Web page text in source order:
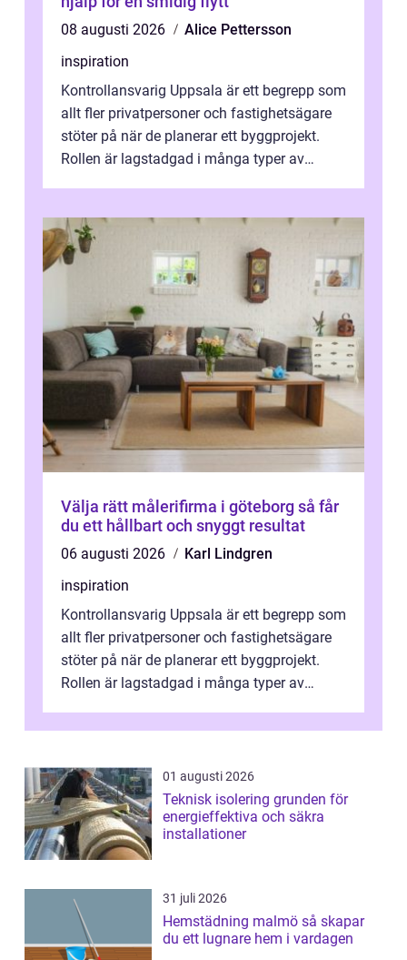
08 augusti 2026
Alice Pettersson
inspiration
Kontrollansvarig Uppsala är ett begrepp som
allt fler privatpersoner och fastighetsägare
stöter på när de planerar ett byggprojekt.
Rollen är lagstadgad i många typer av
Välja rätt målerifirma i göteborg så får
du ett hållbart och snyggt resultat
06 augusti 2026
Karl Lindgren
inspiration
Kontrollansvarig Uppsala är ett begrepp som
allt fler privatpersoner och fastighetsägare
stöter på när de planerar ett byggprojekt.
Rollen är lagstadgad i många typer av
01 augusti 2026
Teknisk isolering grunden för
energieffektiva och säkra
installationer
31 juli 2026
Hemstädning malmö så skapar
du ett lugnare hem i vardagen